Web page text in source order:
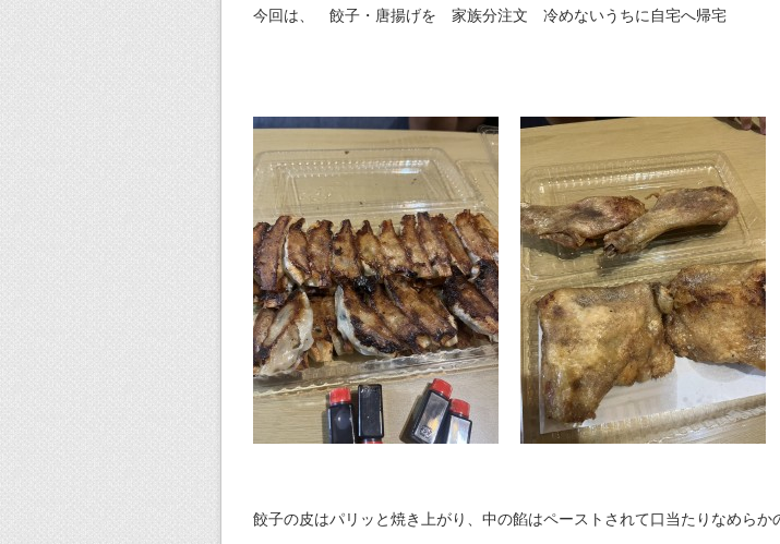
今回は、 餃子・唐揚げを 家族分注文 冷めないうちに自宅へ帰宅
餃子の皮はパリッと焼き上がり、中の餡はペーストされて口当たりなめらか